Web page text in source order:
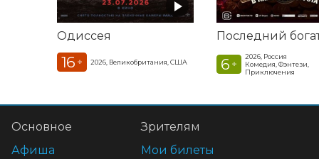
Одиссея
16 + 2026, Великобритания, США 6 +
2026, Россия
Комедия, Фэнтези,
Приключения
Основное
Афиша
Зрителям
Мои билеты